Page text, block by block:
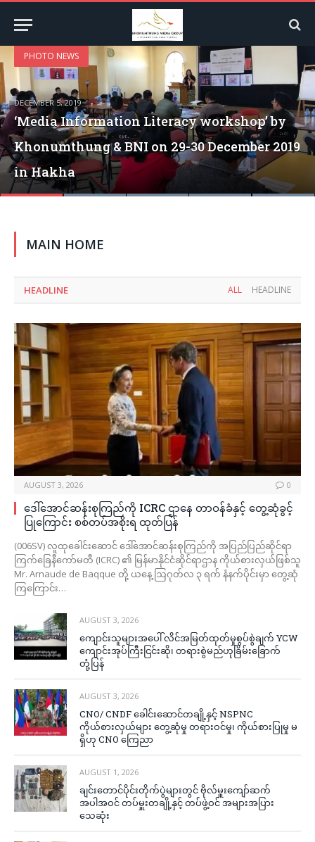
PHOTO NEWS
DECEMBER 5, 2019
‘Media Information Literacy workshop’ by
Khonumthung & BNI on 29-30 December 2019
in Hakha
Tahan Chapchar Kut 2019
Tahan Chapchar Kut 2019
MAIN HOME
HEADLINE ALL HEADLINE
AUGUST 3, 2026 0
ဒေါ်အောင်ဆန်းစုကြည်ကို ICRC ဌာနေ တာဝန်ခံနှင့် တွေ့ဆုံခွင့်
ပြုကြောင်း စစ်တပ်အစိုးရ ထုတ်ပြန်
(006SV) လူထုခေါင်းဆောင် ဒေါ်အောင်ဆန်းစုကြည်ကို အပြည်ပြည်ဆိုင်ရာ
ကြက်ခြေနီကော်မတီ (ICRC) ၏ မြန်မာနိုင်ငံဆိုင်ရာဌာန ကိုယ်စားလှယ်ဖြစ်သူ
Mr. Arnaude de Baqque တို့ ယနေ့ ဩဂုတ်လ ၃ ရက် နံနက်ပိုင်းမှာ တွေ့ဆုံ
ကြကြောင်း…
AUGUST 3, 2026
ကျောင်းသူများအပေါ် လိင်အမြတ်ထုတ်မှုစွပ်စွဲချက် YCW
ကျောင်းအုပ်ကြီးငြင်းဆို၊ တရားစွဲမည်ဟုခြိမ်းခြောက်
တုံ့ပြန်
AUGUST 3, 2026
CNO/ CNDF ခေါင်းဆောင်တချို့နှင့် NSPNC
ကိုယ်စားလှယ်များ တွေ့ဆုံမှု တရားဝင်မှု၊ ကိုယ်စားပြုမှု မ
ရှိဟု CNO ကြေညာ
AUGUST 1, 2026
ချင်းတောင်ပိုင်းတိုက်ပွဲများတွင် ဗိုလ်မှူးကျော်ဆက်
အပါအဝင် တပ်မှူးတချို့နှင့် တပ်ဖွဲ့ဝင် အများအပြား
သေဆုံး